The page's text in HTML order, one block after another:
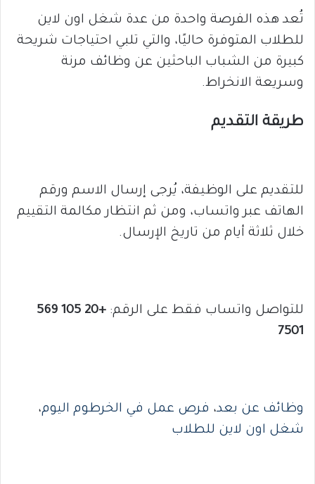
تُعد هذه الفرصة واحدة من عدة شغل اون لاين
للطلاب المتوفرة حاليًا، والتي تلبي احتياجات شريحة
كبيرة من الشباب الباحثين عن وظائف مرنة
وسريعة الانخراط.
طريقة التقديم
للتقديم على الوظيفة، يُرجى إرسال الاسم ورقم
الهاتف عبر واتساب، ومن ثم انتظار مكالمة التقييم
خلال ثلاثة أيام من تاريخ الإرسال.
للتواصل واتساب فقط على الرقم:
+20 105 569
7501
وظائف عن بعد، فرص عمل في الخرطوم اليوم،
شغل اون لاين للطلاب